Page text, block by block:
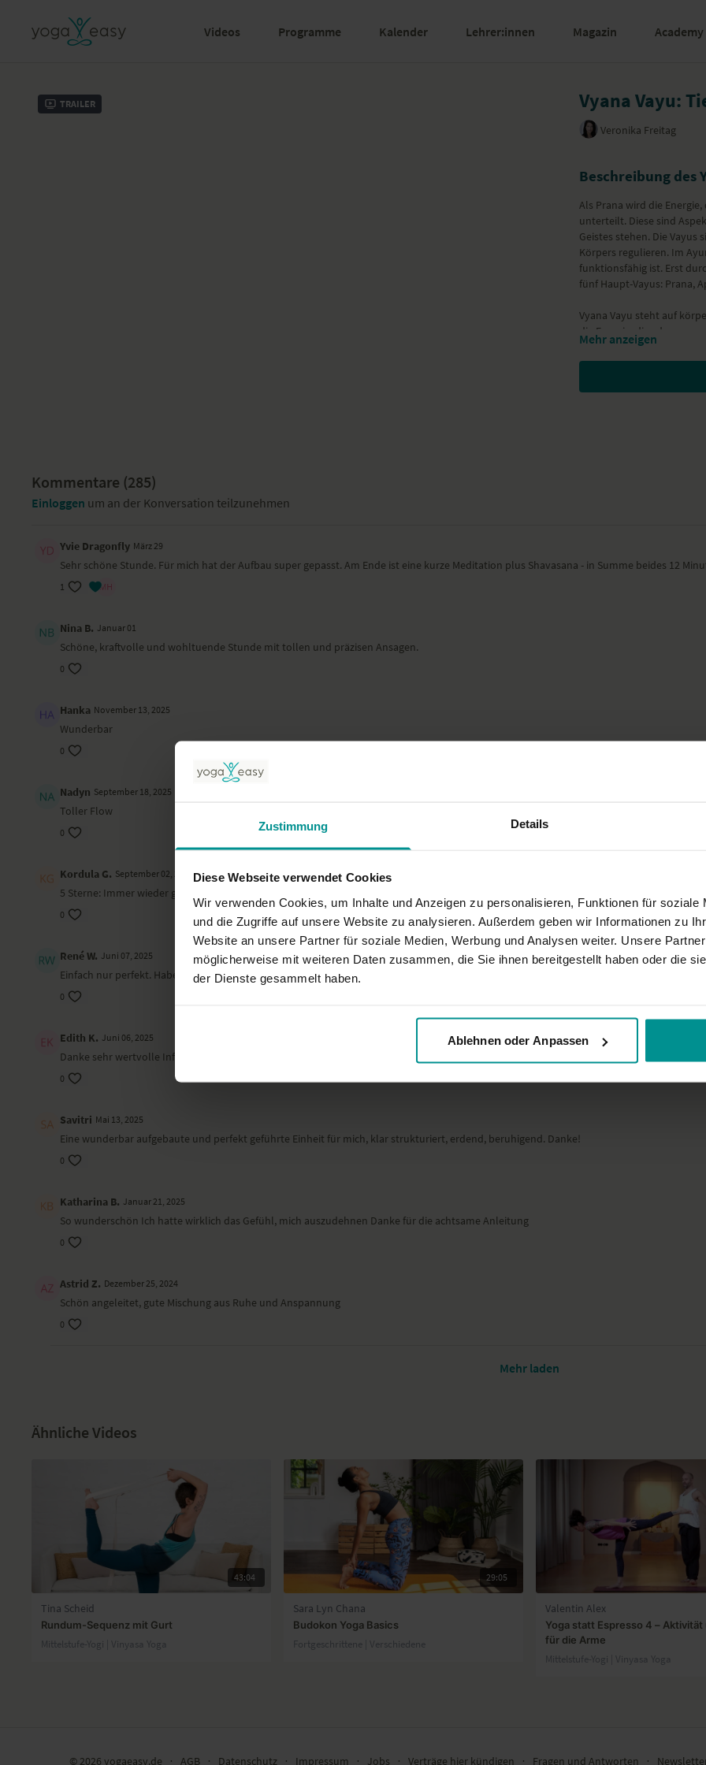
Zustimmung Details
Diese Webseite verwendet Cookies
Wir verwenden Cookies, um Inhalte und Anzeigen zu personalisieren, Funktionen für soziale
und die Zugriffe auf unsere Website zu analysieren. Außerdem geben wir Informationen zu
Website an unsere Partner für soziale Medien, Werbung und Analysen weiter. Unsere
möglicherweise mit weiteren Daten zusammen, die Sie ihnen bereitgestellt haben oder die
der Dienste gesammelt haben.
Ablehnen oder Anpassen
Videos Programme Kalender Lehrer:innen Magazin Academy
Trailer Vyana Vayu:
Veronika Freitag
Beschreibung des
Als Prana wird die
unterteilt. Diese sind
Geistes stehen. Die
Körpers regulieren. Im
funktionsfähig ist. Erst
fünf Haupt-Vayus: Prana,
Vyana Vayu steht auf
die Energie, die „den
und Atmung gezogen
verteilenden,
kontinuierliche Verteilen
Außerdem steht es für die
Besondere Yoga-
Grätsche mit
Taube - Eka Pada
sitzende Grätsche –
Tisch – Ardha
Meditation
Totenhaltung –
Grenzen hinaus
alle Bereiche deines
Besonders zu
Ort und Ausstattung
Mehr anzeigen
Kommentare (285)
Einloggen um an der Konversation teilzunehmen
Yvie Dragonfly März 29
Sehr schöne Stunde. Für mich hat der Aufbau super gepasst. Am Ende ist eine kurze Meditation plus Shavasana - in Summe beides 12
1
Nina B. Januar 01
Schöne, kraftvolle und wohltuende Stunde mit tollen und präzisen Ansagen.
0
Hanka November 13, 2025
Wunderbar
0
Nadyn September 18, 2025
Toller Flow
0
Kordula G. September 02, 2025
5 Sterne: Immer wieder großartige Stunde. Sehr guter Aufbau der Stunde, klare präzise Ansage zur Körperausrichtung, angenehmes
0
René W. Juni 07, 2025
Einfach nur perfekt. Habe noch nie soviel gelernt in einer oder mehreren Yoga Praktiken. Meinen allergrössten Dank von Herzen an
0
Edith K. Juni 06, 2025
Danke sehr wertvolle Informationen
0
Savitri Mai 13, 2025
Eine wunderbar aufgebaute und perfekt geführte Einheit für mich, klar strukturiert, erdend, beruhigend. Danke!
0
Katharina B. Januar 21, 2025
So wunderschön Ich hatte wirklich das Gefühl, mich auszudehnen Danke für die achtsame Anleitung
0
Astrid Z. Dezember 25, 2024
Schön angeleitet, gute Mischung aus Ruhe und Anspannung
0
Mehr laden
Ähnliche Videos
43:04
Tina Scheid
Rundum-Sequenz mit Gurt
Mittelstufe-Yogi | Vinyasa Yoga
29:05
Sara Lyn Chana
Budokon Yoga Basics
Fortgeschrittene | Verschiedene
Valentin Alex
Yoga statt Espresso 4 – Aktivität
für die Arme
Mittelstufe-Yogi | Vinyasa Yoga
© 2026 yogaeasy.de ∙ AGB ∙ Datenschutz ∙ Impressum ∙ Jobs ∙ Verträge hier kündigen ∙ Fragen und Antworten ∙